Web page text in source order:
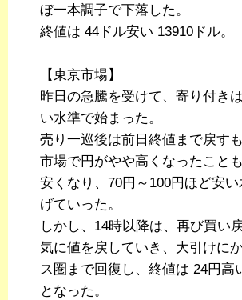
ぼ一本調子で下落した。
終値は 44ドル安い 13910ドル。
【東京市場】
昨日の急騰を受けて、寄り付き
い水準で始まった。
売り一巡後は前日終値まで戻す
市場で円がやや高くなったこと
安くなり、70円～100円ほど安
げていった。
しかし、14時以降は、再び買い
気に値を戻していき、大引けに
ス圏まで回復し、終値は 24円高
となった。